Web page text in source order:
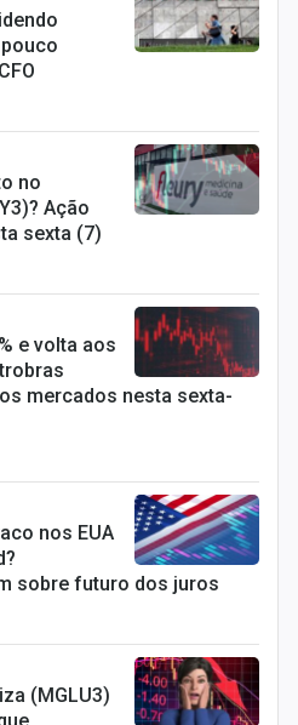
no
Ação
sexta (7)
e volta aos
mercados nesta sexta-
nos EUA
sobre futuro dos juros
(MGLU3)